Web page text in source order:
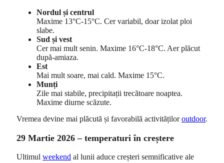
Nordul și centrul
Maxime 13°C-15°C. Cer variabil, doar izolat ploi
slabe.
Sud și vest
Cer mai mult senin. Maxime 16°C-18°C. Aer plăcut
după-amiaza.
Est
Mai mult soare, mai cald. Maxime 15°C.
Munți
Zile mai stabile, precipitații trecătoare noaptea.
Maxime diurne scăzute.
Vremea devine mai plăcută și favorabilă activitățiloroutdoor.
29 Martie 2026 – temperaturi în creștere
Ultimul weekend al lunii aduce creșteri semnificative ale